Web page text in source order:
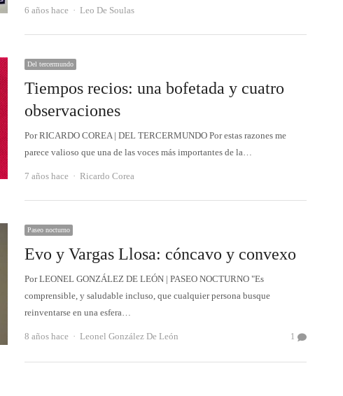
6 años hace Autor
Leo De Soulas
Del tercermundo
Tiempos recios: una bofetada y cuatro
observaciones
Por RICARDO COREA | DEL TERCERMUNDO Por estas razones me
parece valioso que una de las voces más importantes de la…
7 años hace Autor
Ricardo Corea
Paseo nocturno
Evo y Vargas Llosa: cóncavo y convexo
Por LEONEL GONZÁLEZ DE LEÓN | PASEO NOCTURNO "Es
comprensible, y saludable incluso, que cualquier persona busque
reinventarse en una esfera…
8 años hace Autor
Leonel González De León 1